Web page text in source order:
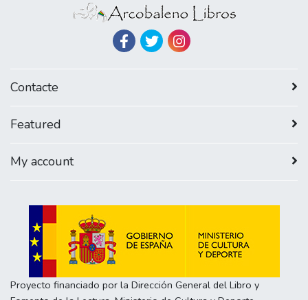
Contacte
Featured
My account
Proyecto financiado por la Dirección General del Libro y